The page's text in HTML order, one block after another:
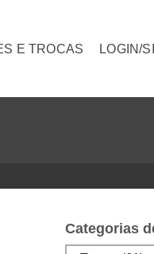
E TROCAS LOGIN/
Categorias